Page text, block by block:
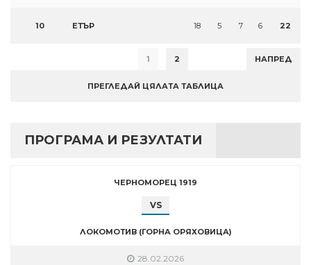
10 ЕТЪР 18 5 7 6 22
1 2 НАПРЕД
ПРЕГЛЕДАЙ ЦЯЛАТА ТАБЛИЦА
ПРОГРАМА И РЕЗУЛТАТИ
ЧЕРНОМОРЕЦ 1919
VS
ЛОКОМОТИВ (ГОРНА ОРЯХОВИЦА)
28.02.2026